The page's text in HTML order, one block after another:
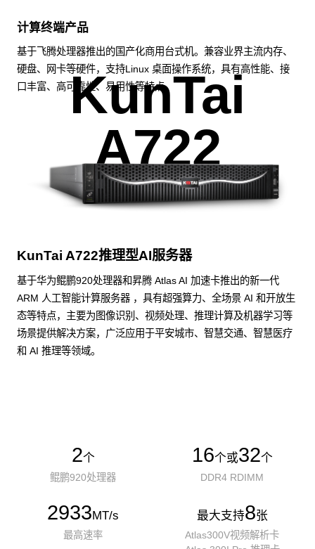
计算终端产品
基于飞腾处理器推出的国产化商用台式机。兼容业界主流内存、
硬盘、网卡等硬件，支持Linux 桌面操作系统，具有高性能、接
口丰富、高可靠性、易用性等特点。
KunTai
A722
KunTai A722推理型AI服务器
基于华为鲲鹏920处理器和昇腾 Atlas AI 加速卡推出的新一代
ARM 人工智能计算服务器 ，具有超强算力、全场景 AI 和开放生
态等特点，主要为图像识别、视频处理、推理计算及机器学习等
场景提供解决方案，广泛应用于平安城市、智慧交通、智慧医疗
和 AI 推理等领域。
2个
鲲鹏920处理器
16个或32个
DDR4 RDIMM
2933MT/s
最高速率
最大支持8张
Atlas300V视频解析卡